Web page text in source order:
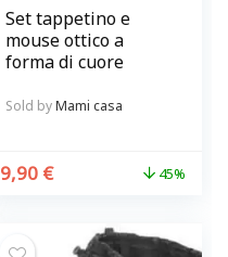
Set tappetino e
mouse ottico a
forma di cuore
Sold byMami casa
9,90 € 45%